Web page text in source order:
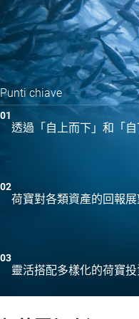
Punti chiave
透過「自上而下」和「
荷寶對各類資產的回報
靈活搭配多樣化的荷寶